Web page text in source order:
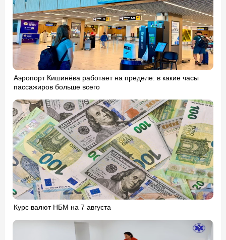
Аэропорт Кишинёва работает на пределе: в какие часы
пассажиров больше всего
Курс валют НБМ на 7 августа